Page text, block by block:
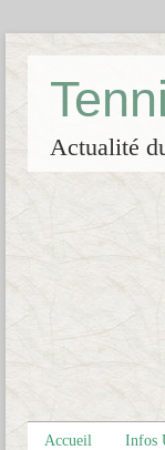
Actualité
Accueil Infos